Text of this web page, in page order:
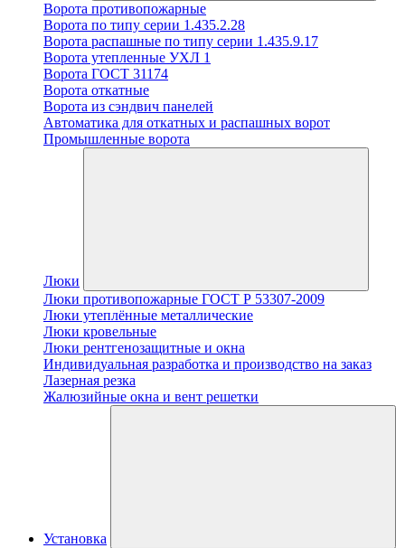
Ворота противопожарные
Ворота по типу серии 1.435.2.28
Ворота распашные по типу серии 1.435.9.17
Ворота утепленные УХЛ 1
Ворота ГОСТ 31174
Ворота откатные
Ворота из сэндвич панелей
Автоматика для откатных и распашных ворот
Промышленные ворота
Люки
Люки противопожарные ГОСТ Р 53307-2009
Люки утеплённые металлические
Люки кровельные
Люки рентгенозащитные и окна
Индивидуальная разработка и производство на заказ
Лазерная резка
Жалюзийные окна и вент решетки
Установка